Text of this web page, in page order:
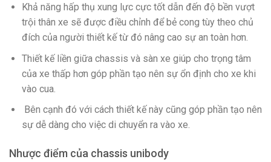
Khả năng hấp thụ xung lực cực tốt dẫn đến độ bền vượt
trội thân xe sẽ được điều chỉnh để bẻ cong tùy theo chủ
đích của người thiết kế từ đó nâng cao sự an toàn hơn.
Thiết kế liền giữa chassis và sàn xe giúp cho trọng tâm
của xe thấp hơn góp phần tạo nên sự ổn định cho xe khi
vào cua.
Bên cạnh đó với cách thiết kế này cũng góp phần tạo nên
sự dễ dàng cho việc di chuyển ra vào xe.
Nhược điểm của chassis unibody